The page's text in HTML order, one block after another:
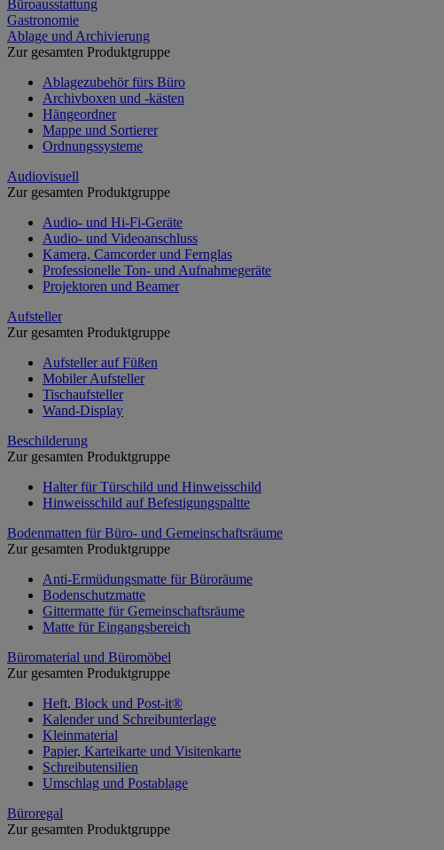
Büroausstattung
Gastronomie
Ablage und Archivierung
Zur gesamten Produktgruppe
Ablagezubehör fürs Büro
Archivboxen und -kästen
Hängeordner
Mappe und Sortierer
Ordnungssysteme
Audiovisuell
Zur gesamten Produktgruppe
Audio- und Hi-Fi-Geräte
Audio- und Videoanschluss
Kamera, Camcorder und Fernglas
Professionelle Ton- und Aufnahmegeräte
Projektoren und Beamer
Aufsteller
Zur gesamten Produktgruppe
Aufsteller auf Füßen
Mobiler Aufsteller
Tischaufsteller
Wand-Display
Beschilderung
Zur gesamten Produktgruppe
Halter für Türschild und Hinweisschild
Hinweisschild auf Befestigungspaltte
Bodenmatten für Büro- und Gemeinschaftsräume
Zur gesamten Produktgruppe
Anti-Ermüdungsmatte für Büroräume
Bodenschutzmatte
Gittermatte für Gemeinschaftsräume
Matte für Eingangsbereich
Büromaterial und Büromöbel
Zur gesamten Produktgruppe
Heft, Block und Post-it®
Kalender und Schreibunterlage
Kleinmaterial
Papier, Karteikarte und Visitenkarte
Schreibutensilien
Umschlag und Postablage
Büroregal
Zur gesamten Produktgruppe